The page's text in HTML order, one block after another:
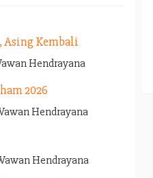
Asing Kembali
Hendrayana
2026
Hendrayana
Hendrayana